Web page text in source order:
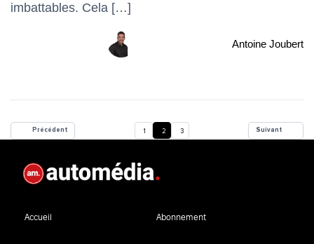
imbattables. Cela […]
Antoine Joubert
Précédent 1 2 3 Suivant
Accueil Abonnement